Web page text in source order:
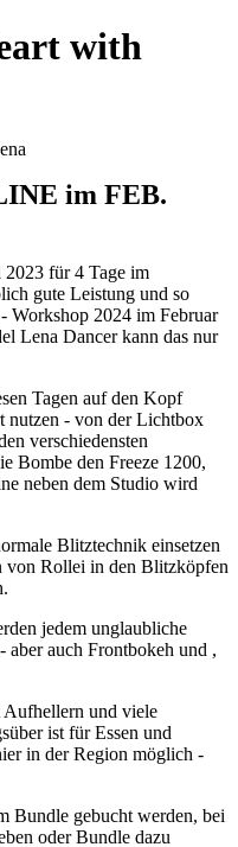
with
im FEB.
für 4 Tage im
gute Leistung und so
Workshop 2024 im Februar
Lena Dancer kann das nur
Tagen auf den Kopf
nutzen - von der Lichtbox
verschiedensten
Bombe den Freeze 1200,
neben dem Studio wird
Blitztechnik einsetzen
von Rollei in den Blitzköpfen
jedem unglaubliche
auch Frontbokeh und ,
und viele
ist für Essen und
in der Region möglich -
Bundle gebucht werden, bei
oder Bundle dazu